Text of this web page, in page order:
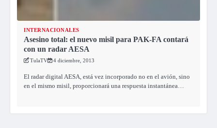
INTERNACIONALES
Asesino total: el nuevo misil para PAK-FA contará
con un radar AESA
TulaTV 4 diciembre, 2013
El radar digital AESA, está vez incorporado no en el avión, sino
en el mismo misil, proporcionará una respuesta instantánea…